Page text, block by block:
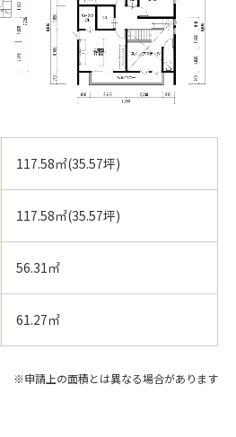
117.58㎡(35.57坪)
117.58㎡(35.57坪)
56.31㎡
61.27㎡
※申請上の面積とは異なる場合があります